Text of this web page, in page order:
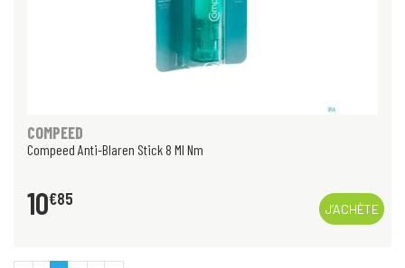
COMPEED
Compeed Anti-Blaren Stick 8 Ml Nm
10€85
J’ACHÈTE